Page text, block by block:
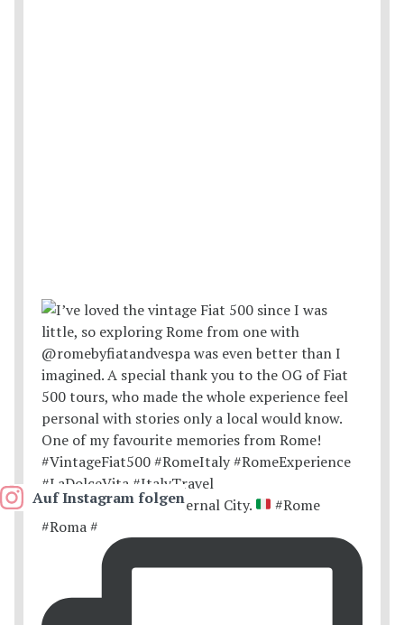
Postcards from the Eternal City.
#Rome
#Roma #
Auf Instagram folgen